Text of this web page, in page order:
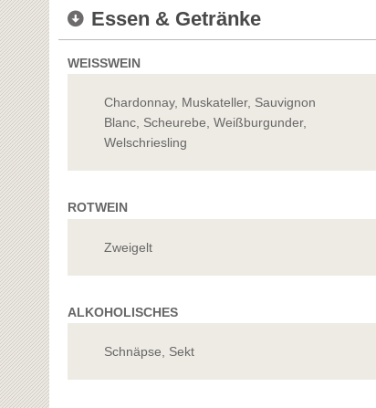
Essen & Getränke
WEISSWEIN
Chardonnay, Muskateller, Sauvignon
Blanc, Scheurebe, Weißburgunder,
Welschriesling
ROTWEIN
Zweigelt
ALKOHOLISCHES
Schnäpse, Sekt